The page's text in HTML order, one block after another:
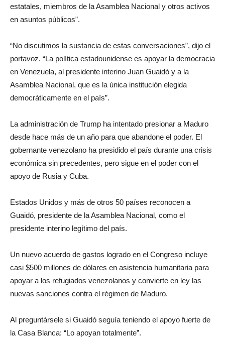
estatales, miembros de la Asamblea Nacional y otros activos
en asuntos públicos”.
“No discutimos la sustancia de estas conversaciones”, dijo el
portavoz. “La política estadounidense es apoyar la democracia
en Venezuela, al presidente interino Juan Guaidó y a la
Asamblea Nacional, que es la única institución elegida
democráticamente en el país”.
La administración de Trump ha intentado presionar a Maduro
desde hace más de un año para que abandone el poder. El
gobernante venezolano ha presidido el país durante una crisis
económica sin precedentes, pero sigue en el poder con el
apoyo de Rusia y Cuba.
Estados Unidos y más de otros 50 países reconocen a
Guaidó, presidente de la Asamblea Nacional, como el
presidente interino legítimo del país.
Un nuevo acuerdo de gastos logrado en el Congreso incluye
casi $500 millones de dólares en asistencia humanitaria para
apoyar a los refugiados venezolanos y convierte en ley las
nuevas sanciones contra el régimen de Maduro.
Al preguntársele si Guaidó seguía teniendo el apoyo fuerte de
la Casa Blanca: “Lo apoyan totalmente”.